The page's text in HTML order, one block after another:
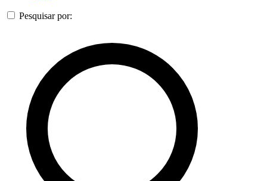
Pesquisar por: